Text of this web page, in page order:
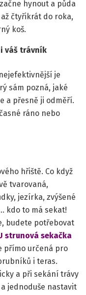
hynout a půda
čtyřikrát do roka,
koš.
váš trávník
je
sám pozná, jaké
a přesně ji odměří.
ráno nebo
hřiště. Co když
tvarovaná,
jezírka, zvýšené
kdo to má sekat!
budete potřebovat
strunová sekačka
přímo určená pro
i teras.
a při sekání trávy
jednoduše nastavit